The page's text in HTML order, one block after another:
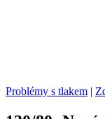
Problémy s tlakem |